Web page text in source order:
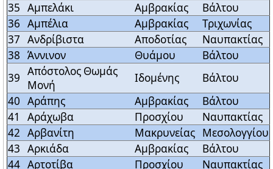
35 Αμπελάκι Αμβρακίας
Βάλτου
36 Αμπέλια Αμβρακίας
Τριχωνίας
37 Ανδρίβιστα Αποδοτίας
Ναυπακτίας
38 Άννινον Θυάμου
Βάλτου
39 Απόστολος Θωμάς
Μονή
Ιδομένης
Βάλτου
40 Αράπης Αμβρακίας
Βάλτου
41
Αράχωβα Προσχίου
Ναυπακτίας
42 Αρβανίτη Μακρυνείας Μεσολογγίου
43 Αρκιάδα Αμβρακίας
Βάλτου
44 Αρτοτίβα Προσχίου
Ναυπακτίας